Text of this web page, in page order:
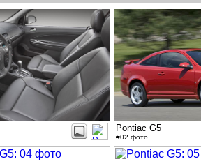
Pontiac G5
#02 фото